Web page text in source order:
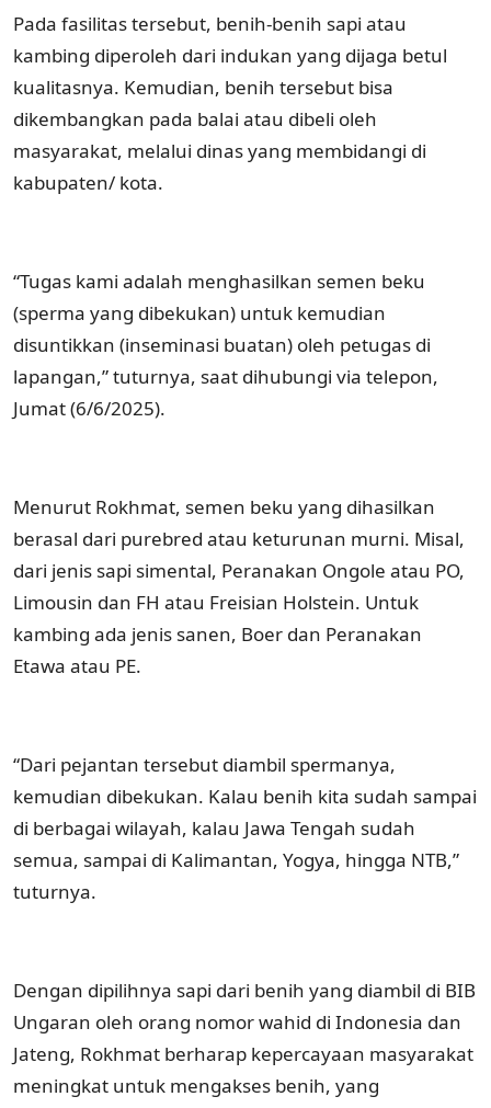
Pada fasilitas tersebut, benih-benih sapi atau
kambing diperoleh dari indukan yang dijaga betul
kualitasnya. Kemudian, benih tersebut bisa
dikembangkan pada balai atau dibeli oleh
masyarakat, melalui dinas yang membidangi di
kabupaten/ kota.
“Tugas kami adalah menghasilkan semen beku
(sperma yang dibekukan) untuk kemudian
disuntikkan (inseminasi buatan) oleh petugas di
lapangan,” tuturnya, saat dihubungi via telepon,
Jumat (6/6/2025).
Menurut Rokhmat, semen beku yang dihasilkan
berasal dari purebred atau keturunan murni. Misal,
dari jenis sapi simental, Peranakan Ongole atau PO,
Limousin dan FH atau Freisian Holstein. Untuk
kambing ada jenis sanen, Boer dan Peranakan
Etawa atau PE.
“Dari pejantan tersebut diambil spermanya,
kemudian dibekukan. Kalau benih kita sudah sampai
di berbagai wilayah, kalau Jawa Tengah sudah
semua, sampai di Kalimantan, Yogya, hingga NTB,”
tuturnya.
Dengan dipilihnya sapi dari benih yang diambil di BIB
Ungaran oleh orang nomor wahid di Indonesia dan
Jateng, Rokhmat berharap kepercayaan masyarakat
meningkat untuk mengakses benih, yang